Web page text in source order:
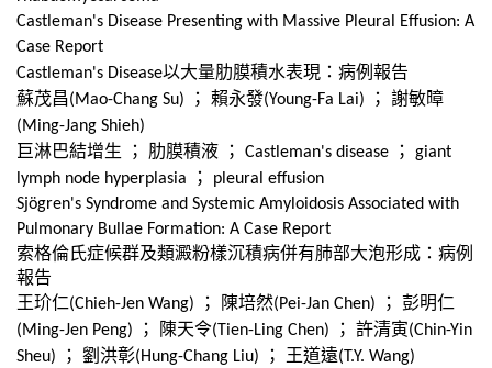
Castleman's Disease Presenting with Massive Pleural Effusion: A
Case Report
Castleman's Disease以大量肋膜積水表現：病例報告
蘇茂昌(Mao-Chang Su) ； 賴永發(Young-Fa Lai) ； 謝敏暲
(Ming-Jang Shieh)
巨淋巴結增生 ； 肋膜積液 ； Castleman's disease ；
giant
lymph node hyperplasia
；
pleural effusion
Sjögren's Syndrome and Systemic Amyloidosis Associated with
Pulmonary Bullae Formation: A Case Report
索格倫氏症候群及類澱粉樣沉積病併有肺部大泡形成：病例
報告
王玠仁(Chieh-Jen Wang) ； 陳培然(Pei-Jan Chen) ； 彭明仁
(Ming-Jen Peng) ； 陳天令(Tien-Ling Chen) ； 許清寅(Chin-Yin
Sheu)
； 劉洪彰(Hung-Chang Liu) ； 王道遠(T.Y. Wang)